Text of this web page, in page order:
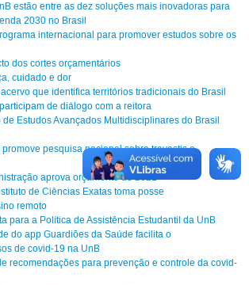
estão entre as dez soluções mais inovadoras para
2030 no Brasil
internacional para promover estudos sobre os
dos cortes orçamentários
cuidado e dor
que identifica territórios tradicionais do Brasil
de diálogo com a reitora
Estudos Avançados Multidisciplinares do Brasil
pesquisa nacional sobre travestis e
aprova orçamento de 2021
de Ciências Exatas toma posse
remoto
para a Política de Assistência Estudantil da UnB
do app Guardiões da Saúde facilita o
de covid-19 na UnB
recomendações para prevenção e controle da covid-